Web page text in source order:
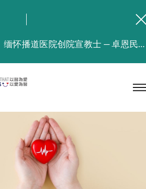
缅怀播道医院创院宣教士 — 卓恩民医生香港追思会
本院在暴雨或台风警告信号 (包括黑色暴雨及8号或以上热带气旋警告信号) 下，仍会维持有限度服务。如有查询，可致电2711 5222。
播道医院手机App已推出查阅病歷记录及求诊资料功能，请即下载